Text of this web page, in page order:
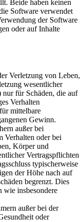
Beide haben keinen
Software verwendet
der Software
oder auf Inhalte
Verletzung von Leben,
wesentlicher
für Schäden, die auf
Verhalten
mittelbare
Gewinn.
außer bei
Verhalten oder bei
Körper und
Vertragspflichten
typischerweise
der Höhe nach auf
begrenzt. Dies
wie insbesondere
außer bei der
oder